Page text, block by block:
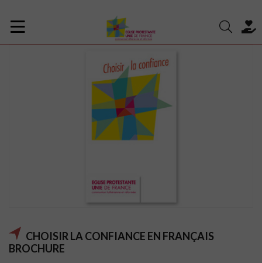
CHOISIR LA CONFIANCE EN FRANÇAIS
BROCHURE